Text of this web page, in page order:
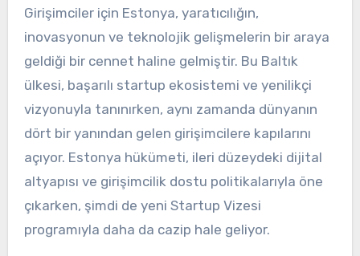
Girişimciler için Estonya, yaratıcılığın,
inovasyonun ve teknolojik gelişmelerin bir araya
geldiği bir cennet haline gelmiştir. Bu Baltık
ülkesi, başarılı startup ekosistemi ve yenilikçi
vizyonuyla tanınırken, aynı zamanda dünyanın
dört bir yanından gelen girişimcilere kapılarını
açıyor. Estonya hükümeti, ileri düzeydeki dijital
altyapısı ve girişimcilik dostu politikalarıyla öne
çıkarken, şimdi de yeni Startup Vizesi
programıyla daha da cazip hale geliyor.